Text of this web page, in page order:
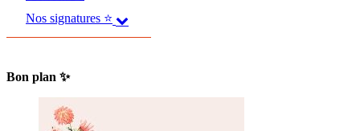
Nos signatures ⭐
Bon plan ✨